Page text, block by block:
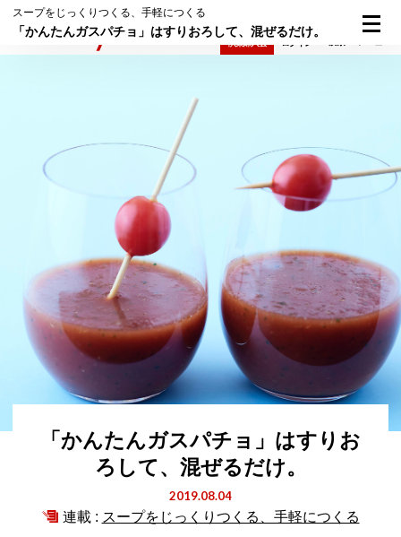
スープをじっくりつくる、手軽につくる
「かんたんガスパチョ」はすりおろして、混ぜるだけ。
「かんたんガスパチョ」はすりお
ろして、混ぜるだけ。
2019.08.04
連載 : スープをじっくりつくる、手軽につくる